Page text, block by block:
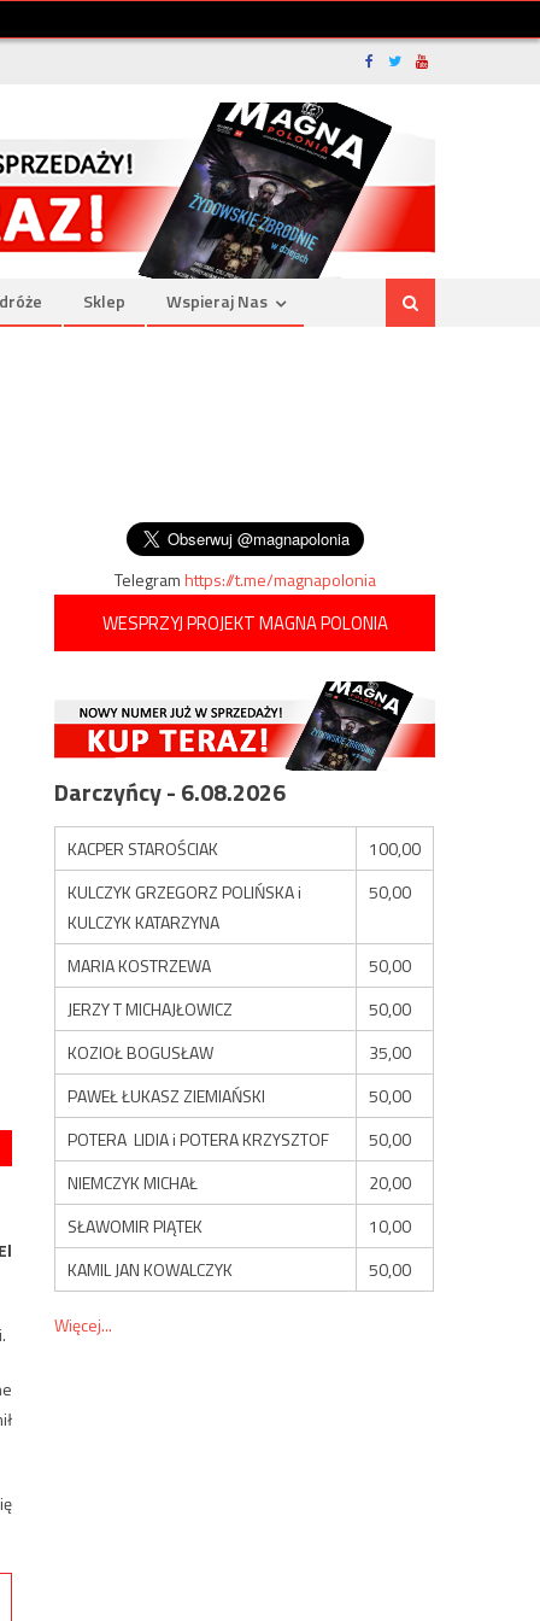
Sklep Wspieraj Nas
Telegramhttps://t.me/magnapolonia
WESPRZYJ PROJEKT MAGNA POLONIA
Darczyńcy - 6.08.2026
KACPER STAROŚCIAK
100,00
KULCZYK GRZEGORZ POLIŃSKA i
KULCZYK KATARZYNA
50,00
MARIA KOSTRZEWA
50,00
JERZY T MICHAJŁOWICZ
50,00
KOZIOŁ BOGUSŁAW
35,00
PAWEŁ ŁUKASZ ZIEMIAŃSKI
50,00
POTERA LIDIA i POTERA KRZYSZTOF
50,00
NIEMCZYK MICHAŁ
20,00
SŁAWOMIR PIĄTEK
10,00
KAMIL JAN KOWALCZYK
50,00
Więcej...